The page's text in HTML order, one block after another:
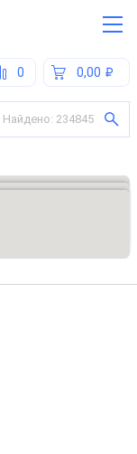
0,00
0
Найдено: 234845